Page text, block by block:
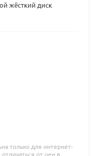
жёсткий диск
только для интернет-
от цен в